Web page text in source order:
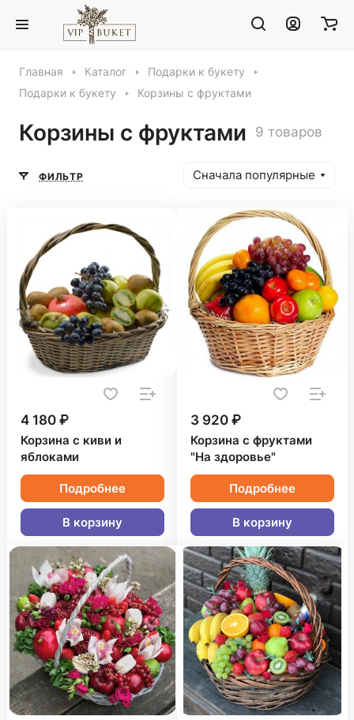
Главная Каталог
Подарки к букету
Подарки к букету
Корзины с фруктами
Корзины с фруктами 9 товаров
ФИЛЬТР Сначала популярные
4 180 ₽
Корзина с киви и
яблоками
Подробнее
В корзину
3 920 ₽
Корзина с фруктами
"На здоровье"
Подробнее
В корзину